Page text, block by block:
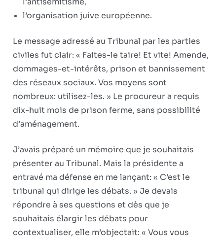
l’organisation juive européenne.
Le message adressé au Tribunal par les parties
civiles fut clair: « Faites-le taire! Et vite! Amende,
dommages-et-intérêts, prison et bannissement
des réseaux sociaux. Vos moyens sont
nombreux: utilisez-les. » Le procureur a requis
dix-huit mois de prison ferme, sans possibilité
d’aménagement.
J’avais préparé un mémoire que je souhaitais
présenter au Tribunal. Mais la présidente a
entravé ma défense en me lançant: « C’est le
tribunal qui dirige les débats. » Je devais
répondre à ses questions et dès que je
souhaitais élargir les débats pour
contextualiser, elle m’objectait: « Vous vous